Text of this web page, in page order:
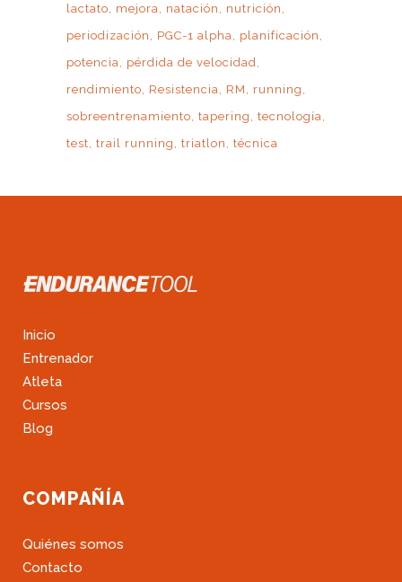
lactato
mejora natación
nutrición
periodización
PGC-1 alpha
planificación
potencia
pérdida de velocidad
rendimiento
Resistencia RM
running
sobreentrenamiento tapering
tecnología
test trail running triatlon técnica
Inicio
Entrenador
Atleta
Cursos
Blog
COMPAÑÍA
Quiénes somos
Contacto